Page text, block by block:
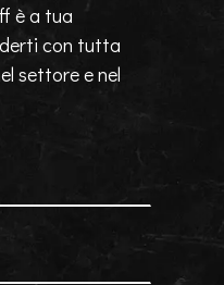
è a tua
con tutta
settore e nel